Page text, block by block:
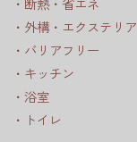
外構・エクステリア
バリアフリー
キッチン
浴室
トイレ